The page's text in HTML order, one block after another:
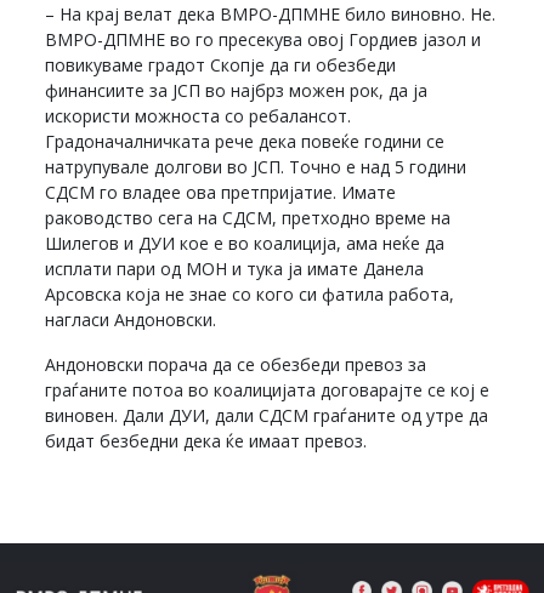
– На крај велат дека ВМРО-ДПМНЕ било виновно. Не.
ВМРО-ДПМНЕ во го пресекува овој Гордиев јазол и
повикуваме градот Скопје да ги обезбеди
финансиите за ЈСП во најбрз можен рок, да ја
искористи можноста со ребалансот.
Градоначалничката рече дека повеќе години се
натрупувале долгови во ЈСП. Точно е над 5 години
СДСМ го владее ова претпријатие. Имате
раководство сега на СДСМ, претходно време на
Шилегов и ДУИ кое е во коалиција, ама неќе да
исплати пари од МОН и тука ја имате Данела
Арсовска која не знае со кого си фатила работа,
нагласи Андоновски.
Андоновски порача да се обезбеди превоз за
граѓаните потоа во коалицијата договарајте се кој е
виновен. Дали ДУИ, дали СДСМ граѓаните од утре да
бидат безбедни дека ќе имаат превоз.